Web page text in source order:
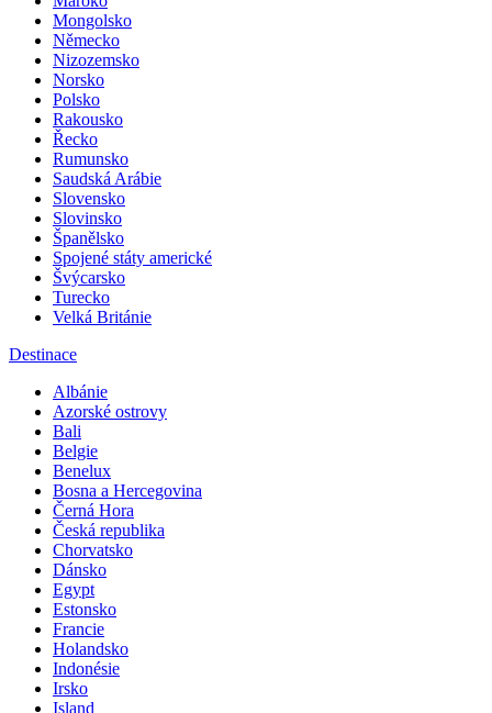
Maroko
Mongolsko
Německo
Nizozemsko
Norsko
Polsko
Rakousko
Řecko
Rumunsko
Saudská Arábie
Slovensko
Slovinsko
Španělsko
Spojené státy americké
Švýcarsko
Turecko
Albánie
Azorské ostrovy
Bali
Belgie
Benelux
Bosna a Hercegovina
Černá Hora
Česká republika
Chorvatsko
Dánsko
Egypt
Estonsko
Francie
Holandsko
Indonésie